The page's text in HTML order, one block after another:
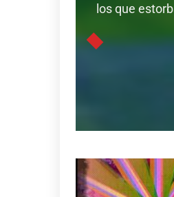
los que